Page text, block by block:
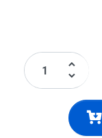
keyboard_arrow_up
keyboard_arrow_down